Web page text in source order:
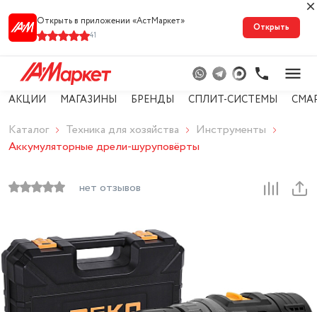
Открыть в приложении «АстМарке‪т‬»
41
Открыть
АКЦИИ МАГАЗИНЫ БРЕНДЫ СПЛИТ-СИСТЕМЫ
Каталог Техника для хозяйства
Инструменты
Аккумуляторные дрели-шуруповёрты
нет отзывов